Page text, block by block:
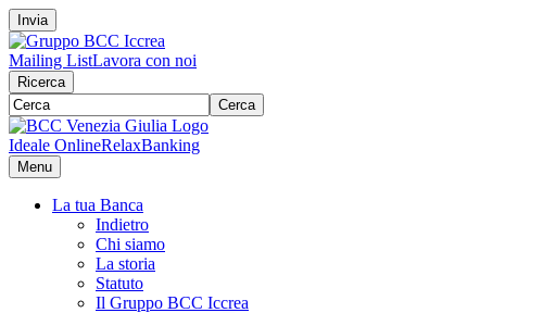
Invia
Mailing ListLavora con noi
Ricerca
Cerca
Ideale OnlineRelaxBanking
Menu
La tua Banca
Indietro
Chi siamo
La storia
Statuto
Il Gruppo BCC Iccrea